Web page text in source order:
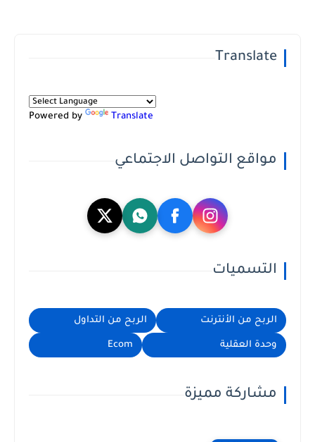
Translate
Powered by Translate
مواقع التواصل الاجتماعي
التسميات
الربح من الأنترنت الربح من التداول
وحدة العقلية Ecom
مشاركة مميزة